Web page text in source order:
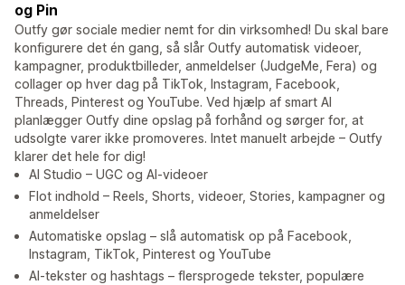
og Pin
Outfy gør sociale medier nemt for din virksomhed! Du skal bare
konfigurere det én gang, så slår Outfy automatisk videoer,
kampagner, produktbilleder, anmeldelser (JudgeMe, Fera) og
collager op hver dag på TikTok, Instagram, Facebook,
Threads, Pinterest og YouTube. Ved hjælp af smart AI
planlægger Outfy dine opslag på forhånd og sørger for, at
udsolgte varer ikke promoveres. Intet manuelt arbejde – Outfy
klarer det hele for dig!
AI Studio – UGC og AI-videoer
Flot indhold – Reels, Shorts, videoer, Stories, kampagner og
anmeldelser
Automatiske opslag – slå automatisk op på Facebook,
Instagram, TikTok, Pinterest og YouTube
AI-tekster og hashtags – flersprogede tekster, populære